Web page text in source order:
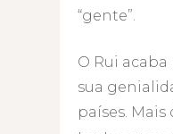
“gente”.
O Rui
sua
países.